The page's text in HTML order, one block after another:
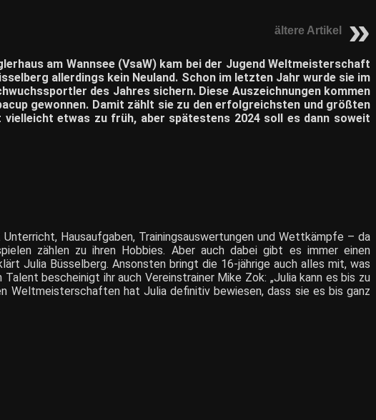
ältere Artikel
am Wannsee (VsaW) kam bei der Jugend Weltmeisterschaft
allerdings kein Neuland. Schon im letzten Jahr wurde sie im
des Jahres sichern. Diese Auszeichnungen kommen
gewonnen. Damit zählt sie zu den erfolgreichsten und größten
vielleicht etwas zu früh, aber spätestens 2024 soll es dann soweit
Hausaufgaben, Trainingsauswertungen und Wettkämpfe – da
zählen zu ihren Hobbies. Aber auch dabei gibt es immer einen
Julia Büsselberg. Ansonsten bringt die 16-jährige auch alles mit, was
bescheinigt ihr auch Vereinstrainer Mike Zok: „Julia kann es bis zu
Weltmeisterschaften hat Julia definitiv bewiesen, dass sie es bis ganz